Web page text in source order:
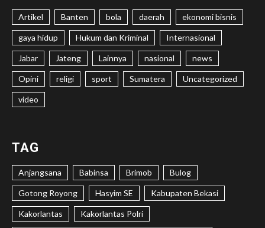
Artikel Banten bola daerah ekonomi bisnis
gaya hidup Hukum dan Kriminal Internasional
Jabar Jateng Lainnya nasional news
Opini religi sport Sumatera Uncategorized
video
TAG
Anjangsana Babinsa Brimob Bulog
Gotong Royong Hasyim SE Kabupaten Bekasi
Kakorlantas Kakorlantas Polri